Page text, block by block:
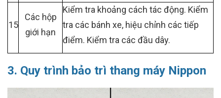
15
Các hộp
giới hạn
Kiểm tra khoảng cách tác động. Kiểm
tra các bánh xe, hiệu chỉnh các tiếp
điểm. Kiểm tra các đầu dây.
3. Quy trình bảo trì thang máy Nippon